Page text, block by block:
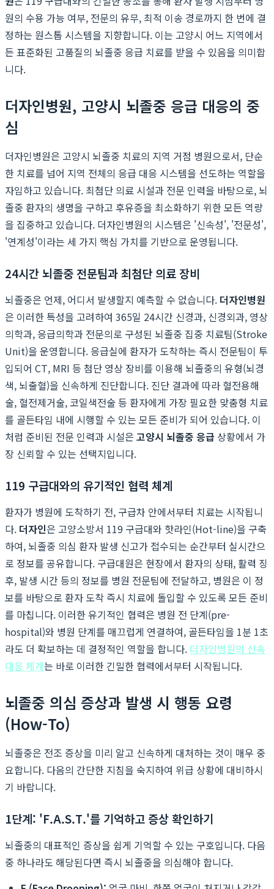
원의 수용 가능 여부, 전문의 유무, 최적 이송 경로까지 한 번에 결
정하는 원스톱 시스템을 지향합니다. 이는 고양시 어느 지역에서
든 표준화된 고품질의 뇌졸중 응급 치료를 받을 수 있음을 의미합
니다.
더자인병원, 고양시 뇌졸중 응급 대응의 중
심
더자인병원은 고양시 뇌졸중 치료의 지역 거점 병원으로서, 단순
한 치료를 넘어 지역 전체의 응급 대응 시스템을 선도하는 역할을
자임하고 있습니다. 최첨단 의료 시설과 전문 인력을 바탕으로, 뇌
졸중 환자의 생명을 구하고 후유증을 최소화하기 위한 모든 역량
을 집중하고 있습니다. 더자인병원의 시스템은 '신속성', '전문성',
'연계성'이라는 세 가지 핵심 가치를 기반으로 운영됩니다.
24시간 뇌졸중 전문팀과 최첨단 의료 장비
뇌졸중은 언제, 어디서 발생할지 예측할 수 없습니다. 더자인병원
은 이러한 특성을 고려하여 365일 24시간 신경과, 신경외과, 영상
의학과, 응급의학과 전문의로 구성된 뇌졸중 집중 치료팀(Stroke
Unit)을 운영합니다. 응급실에 환자가 도착하는 즉시 전문팀이 투
입되어 CT, MRI 등 첨단 영상 장비를 이용해 뇌졸중의 유형(뇌경
색, 뇌출혈)을 신속하게 진단합니다. 진단 결과에 따라 혈전용해
술, 혈전제거술, 코일색전술 등 환자에게 가장 필요한 맞춤형 치료
를 골든타임 내에 시행할 수 있는 모든 준비가 되어 있습니다. 이
처럼 준비된 전문 인력과 시설은 고양시 뇌졸중 응급 상황에서 가
장 신뢰할 수 있는 선택지입니다.
119 구급대와의 유기적인 협력 체계
환자가 병원에 도착하기 전, 구급차 안에서부터 치료는 시작됩니
다. 더자인은 고양소방서 119 구급대와 핫라인(Hot-line)을 구축
하여, 뇌졸중 의심 환자 발생 신고가 접수되는 순간부터 실시간으
로 정보를 공유합니다. 구급대원은 현장에서 환자의 상태, 활력 징
후, 발생 시간 등의 정보를 병원 전문팀에 전달하고, 병원은 이 정
보를 바탕으로 환자 도착 즉시 치료에 돌입할 수 있도록 모든 준비
를 마칩니다. 이러한 유기적인 협력은 병원 전 단계(pre-
hospital)와 병원 단계를 매끄럽게 연결하여, 골든타임을 1분 1초
라도 더 확보하는 데 결정적인 역할을 합니다. 더자인병원의 신속
대응 체계는 바로 이러한 긴밀한 협력에서부터 시작됩니다.
뇌졸중 의심 증상과 발생 시 행동 요령
(How-To)
뇌졸중은 전조 증상을 미리 알고 신속하게 대처하는 것이 매우 중
요합니다. 다음의 간단한 지침을 숙지하여 위급 상황에 대비하시
기 바랍니다.
1단계: 'F.A.S.T.'를 기억하고 증상 확인하기
뇌졸중의 대표적인 증상을 쉽게 기억할 수 있는 구호입니다. 다음
중 하나라도 해당된다면 즉시 뇌졸중을 의심해야 합니다.